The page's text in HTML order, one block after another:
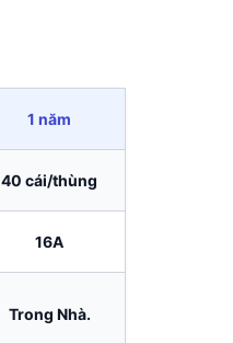
1 năm
40 cái/thùng
16A
Trong Nhà.